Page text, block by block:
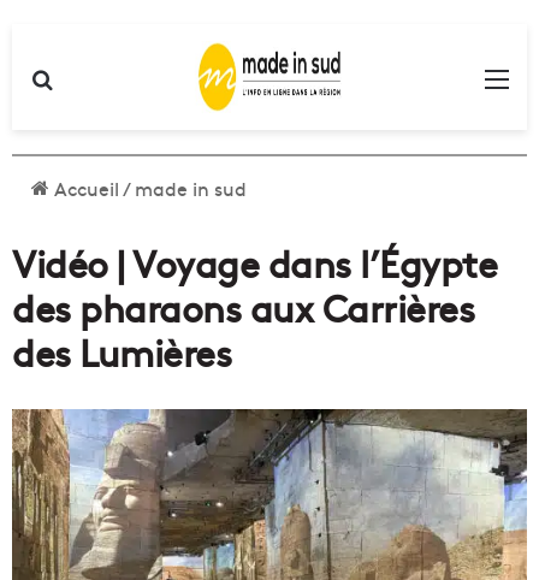
Accueil/made in sud
Vidéo | Voyage dans l’Égypte
des pharaons aux Carrières
des Lumières